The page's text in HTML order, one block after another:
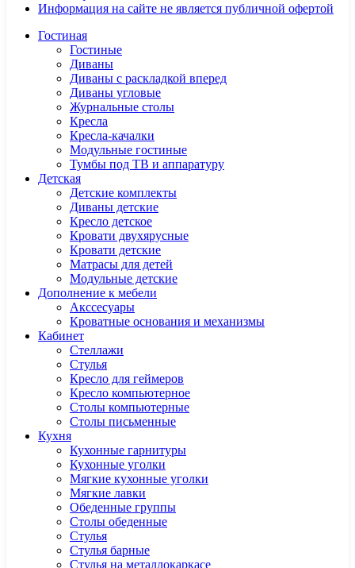
Информация на сайте не является публичной офертой
Гостиная
Гостиные
Диваны
Диваны с раскладкой вперед
Диваны угловые
Журнальные столы
Кресла
Кресла-качалки
Модульные гостиные
Тумбы под ТВ и аппаратуру
Детская
Детские комплекты
Диваны детские
Кресло детское
Кровати двухярусные
Кровати детские
Матрасы для детей
Модульные детские
Дополнение к мебели
Акссесуары
Кроватные основания и механизмы
Кабинет
Cтеллажи
Cтулья
Кресло для геймеров
Кресло компьютерное
Столы компьютерные
Столы письменные
Кухня
Кухонные гарнитуры
Кухонные уголки
Мягкие кухонные уголки
Мягкие лавки
Обеденные группы
Столы обеденные
Стулья
Стулья барные
Стулья на металлокаркасе